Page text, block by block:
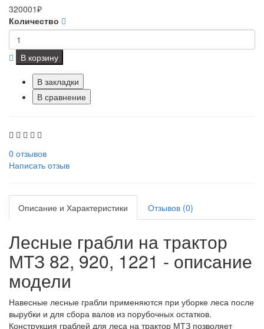
320001₽
Количество
В корзину
В закладки
В сравнение
0 отзывов
Написать отзыв
Описание и Характеристики Отзывов (0)
Лесные грабли на трактор
МТЗ 82, 920, 1221 - описание
модели
Навесные лесные грабли применяются при уборке леса после
вырубки и для сбора валов из порубочных остатков.
Конструкция граблей для леса на трактор МТЗ позволяет